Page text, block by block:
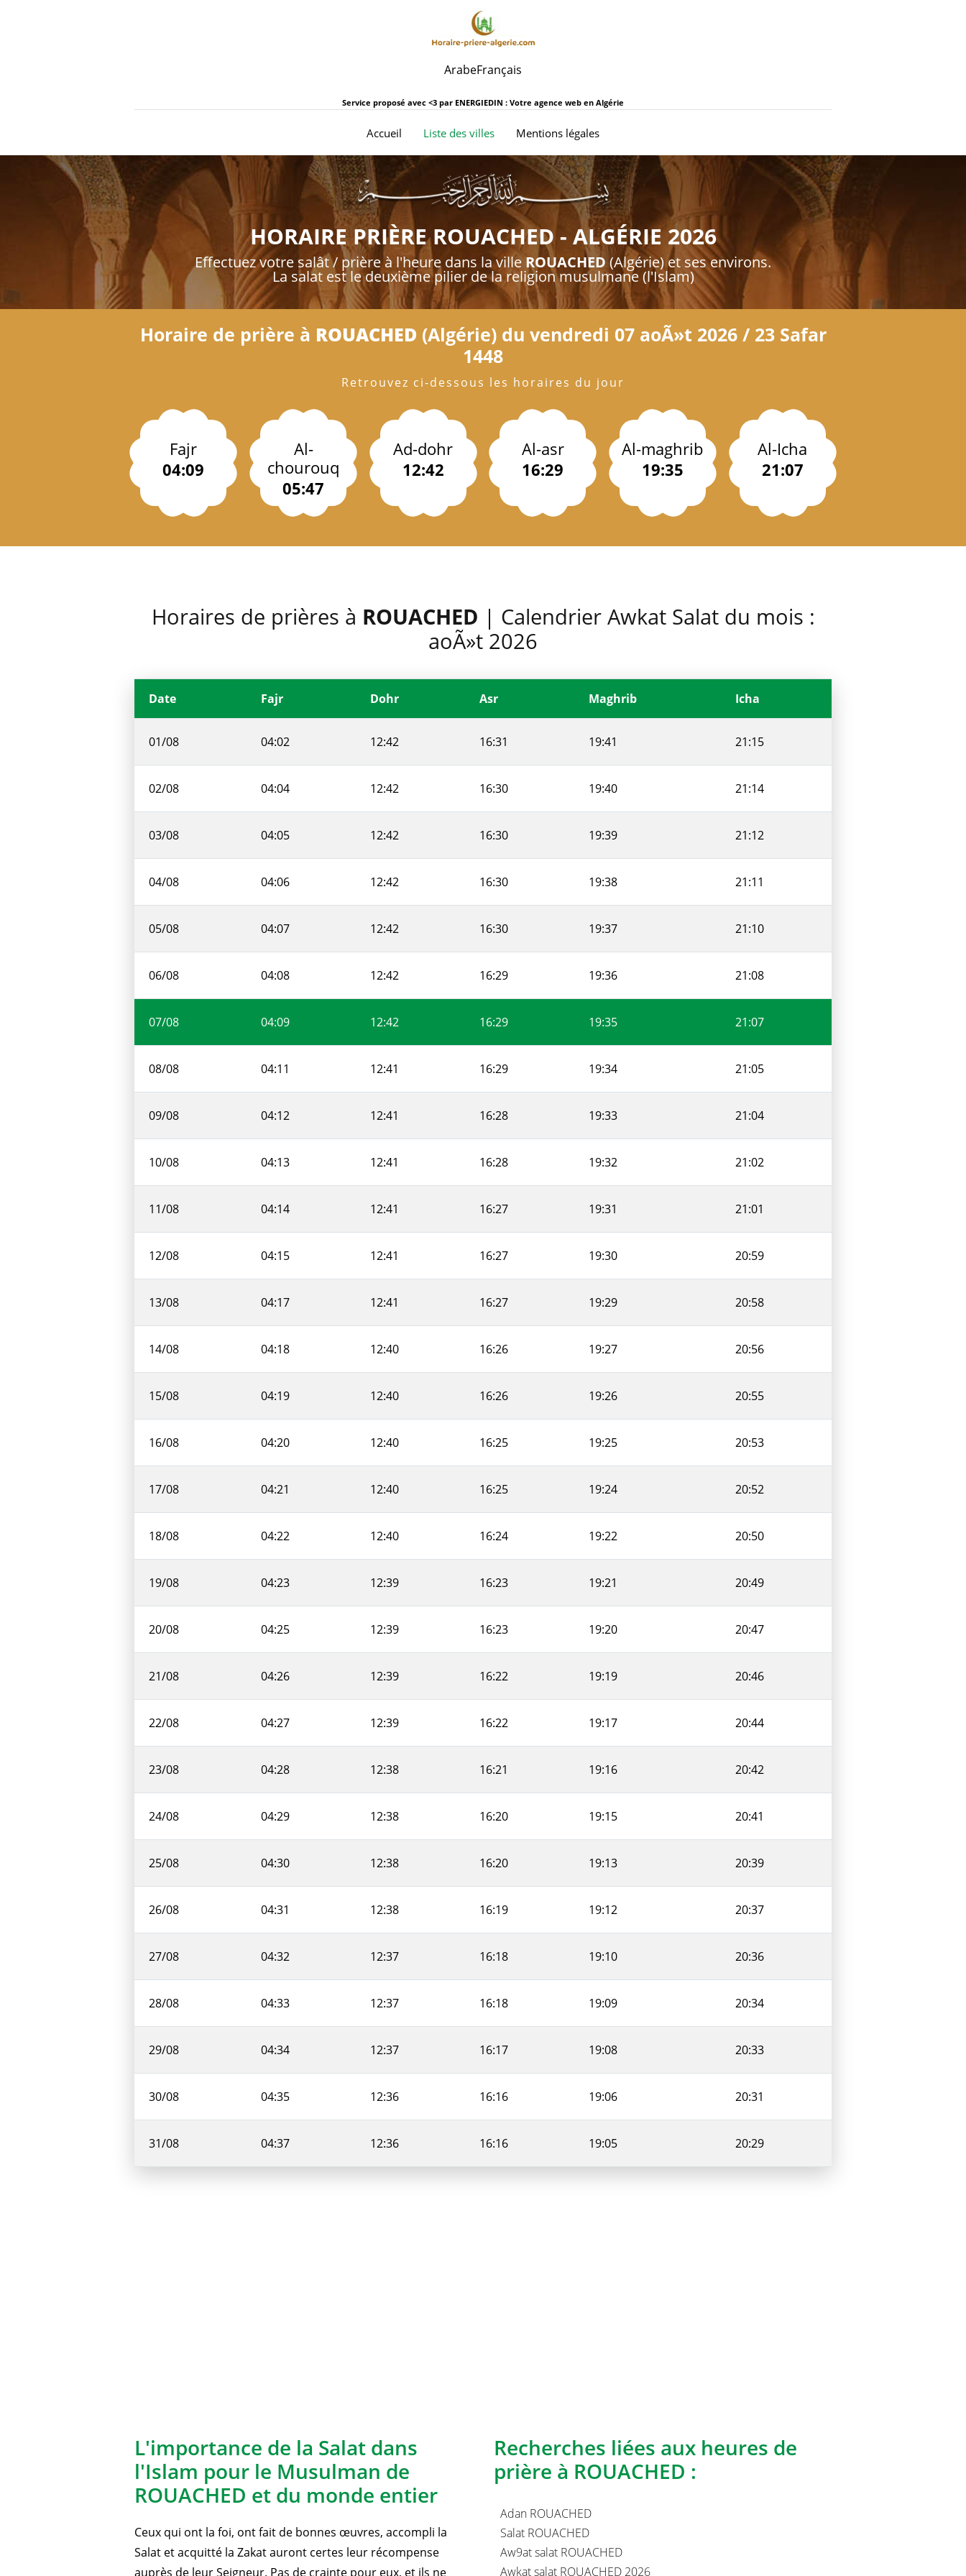
ArabeFrançais
Service proposé avec <3 par ENERGIEDIN : Votre agence web en Algérie
Accueil (current)
Liste des villes Mentions légales
HORAIRE PRIÈRE ROUACHED - ALGÉRIE 2026
Effectuez votre salât / prière à l'heure dans la villeROUACHED (Algérie) et ses environs.
La salat est le deuxième pilier de la religion musulmane (l'Islam)
Horaire de prière à ROUACHED (Algérie) du vendredi 07 aoÃ»t 2026 / 23 Safar
1448
Retrouvez ci-dessous les horaires du jour
Fajr
04:09
Al-
chourouq
05:47
Ad-dohr
12:42
Al-asr
16:29
Al-maghrib
19:35
Al-Icha
21:07
Horaires de prières à ROUACHED | Calendrier Awkat Salat du mois :
aoÃ»t 2026
Date Fajr Dohr Asr Maghrib Icha
01/08 04:02 12:42 16:31 19:41 21:15
02/08 04:04 12:42 16:30 19:40 21:14
03/08 04:05 12:42 16:30 19:39 21:12
04/08 04:06 12:42 16:30 19:38 21:11
05/08 04:07 12:42 16:30 19:37 21:10
06/08 04:08 12:42 16:29 19:36 21:08
07/08 04:09 12:42 16:29 19:35 21:07
08/08 04:11 12:41 16:29 19:34 21:05
09/08 04:12 12:41 16:28 19:33 21:04
10/08 04:13 12:41 16:28 19:32 21:02
11/08 04:14 12:41 16:27 19:31 21:01
12/08 04:15 12:41 16:27 19:30 20:59
13/08 04:17 12:41 16:27 19:29 20:58
14/08 04:18 12:40 16:26 19:27 20:56
15/08 04:19 12:40 16:26 19:26 20:55
16/08 04:20 12:40 16:25 19:25 20:53
17/08 04:21 12:40 16:25 19:24 20:52
18/08 04:22 12:40 16:24 19:22 20:50
19/08 04:23 12:39 16:23 19:21 20:49
20/08 04:25 12:39 16:23 19:20 20:47
21/08 04:26 12:39 16:22 19:19 20:46
22/08 04:27 12:39 16:22 19:17 20:44
23/08 04:28 12:38 16:21 19:16 20:42
24/08 04:29 12:38 16:20 19:15 20:41
25/08 04:30 12:38 16:20 19:13 20:39
26/08 04:31 12:38 16:19 19:12 20:37
27/08 04:32 12:37 16:18 19:10 20:36
28/08 04:33 12:37 16:18 19:09 20:34
29/08 04:34 12:37 16:17 19:08 20:33
30/08 04:35 12:36 16:16 19:06 20:31
31/08 04:37 12:36 16:16 19:05 20:29
L'importance de la Salat dans
l'Islam pour le Musulman de
ROUACHED et du monde entier
Ceux qui ont la foi, ont fait de bonnes œuvres, accompli la
Salat et acquitté la Zakat auront certes leur récompense
auprès de leur Seigneur. Pas de crainte pour eux, et ils ne
Recherches liées aux heures de
prière à ROUACHED :
Adan ROUACHED
Salat ROUACHED
Aw9at salat ROUACHED
Awkat salat ROUACHED 2026